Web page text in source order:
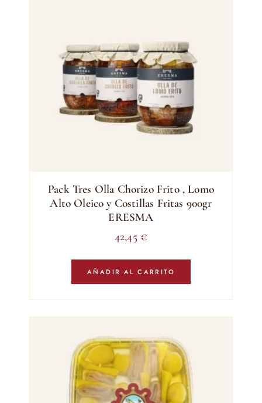
Pack Tres Olla Chorizo Frito , Lomo
Alto Oleico y Costillas Fritas 900gr
ERESMA
42,45 €
AÑADIR AL CARRITO